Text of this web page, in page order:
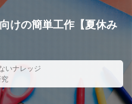
けの簡単工作【夏休み
いナレッジ